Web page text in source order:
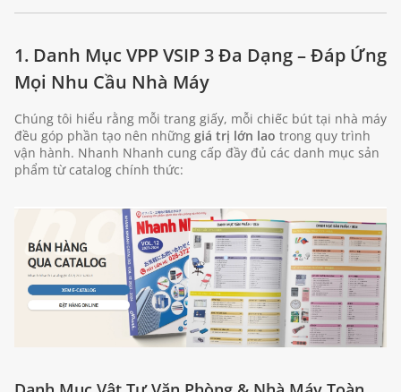
1. Danh Mục VPP VSIP 3 Đa Dạng – Đáp Ứng
Mọi Nhu Cầu Nhà Máy
Chúng tôi hiểu rằng mỗi trang giấy, mỗi chiếc bút tại nhà máy
đều góp phần tạo nên những giá trị lớn lao trong quy trình
vận hành. Nhanh Nhanh cung cấp đầy đủ các danh mục sản
phẩm từ catalog chính thức: